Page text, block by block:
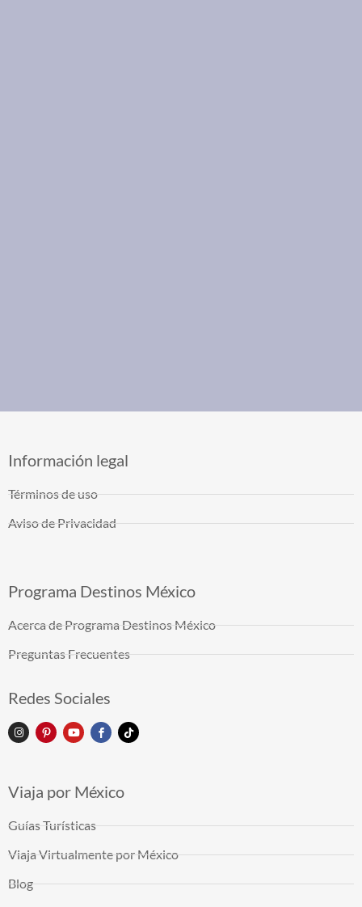
Información legal
Términos de uso
Aviso de Privacidad
Programa Destinos México
Acerca de Programa Destinos México
Preguntas Frecuentes
Redes Sociales
Viaja por México
Guías Turísticas
Viaja Virtualmente por México
Blog